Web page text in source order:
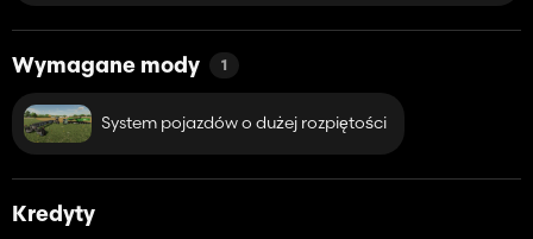
Wymagane mody 1
System pojazdów o dużej rozpiętości
Kredyty